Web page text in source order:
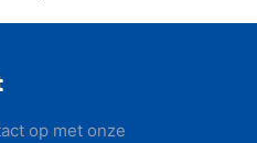
op met onze